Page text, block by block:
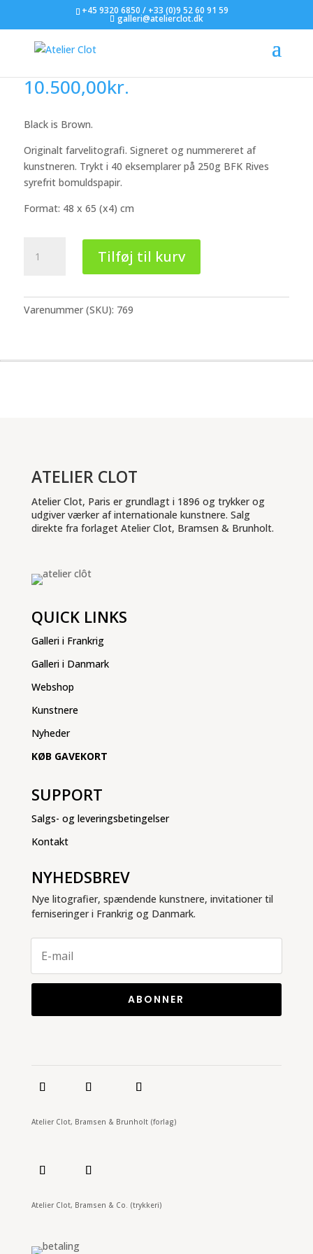
+45 9320 6850 / +33 (0)9 52 60 91 59
galleri@atelierclot.dk
Jean Francois Peneau
10.500,00kr.
Black is Brown.
Originalt farvelitografi. Signeret og nummereret af
kunstneren. Trykt i 40 eksemplarer på 250g BFK Rives
syrefrit bomuldspapir.
Format: 48 x 65 (x4) cm
Francois
Tilføj til kurv
Varenummer (SKU): 769
ATELIER CLOT
Atelier Clot, Paris er grundlagt i 1896 og trykker og
udgiver værker af internationale kunstnere. Salg
direkte fra forlaget Atelier Clot, Bramsen & Brunholt.
QUICK LINKS
Galleri i Frankrig
Galleri i Danmark
Webshop
Kunstnere
Nyheder
KØB GAVEKORT
SUPPORT
Salgs- og leveringsbetingelser
Kontakt
NYHEDSBREV
Nye litografier, spændende kunstnere, invitationer til
ferniseringer i Frankrig og Danmark.
ABONNER
Atelier Clot, Bramsen & Brunholt (forlag)
Atelier Clot, Bramsen & Co. (trykkeri)